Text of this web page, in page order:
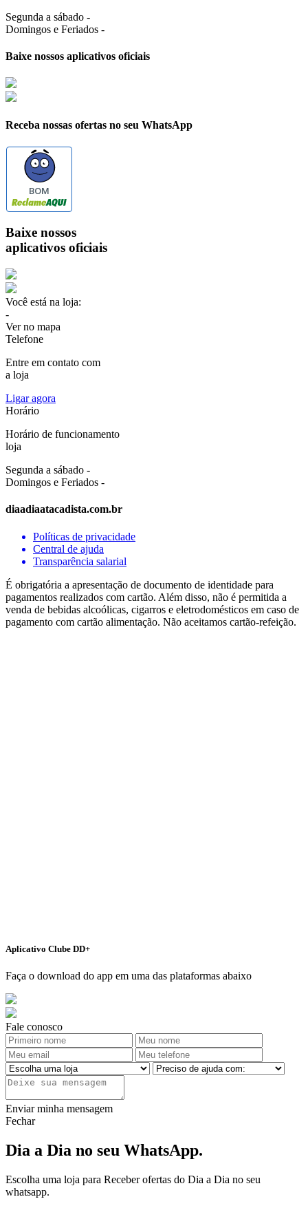
Segunda a sábado -
Domingos e Feriados -
Baixe nossos aplicativos oficiais
Receba nossas ofertas no seu WhatsApp
BOM
Baixe nossos
aplicativos oficiais
Você está na loja:
-
Ver no mapa
Telefone
Entre em contato com
a loja
Ligar agora
Horário
Horário de funcionamento
loja
Segunda a sábado -
Domingos e Feriados -
diaadiaatacadista.com.br
Políticas de privacidade
Central de ajuda
Transparência salarial
É obrigatória a apresentação de documento de identidade para
pagamentos realizados com cartão. Além disso, não é permitida a
venda de bebidas alcoólicas, cigarros e eletrodomésticos em caso de
pagamento com cartão alimentação. Não aceitamos cartão-refeição.
Aplicativo Clube DD+
Faça o download do app em uma das plataformas abaixo
Fale conosco
Enviar minha mensagem
Fechar
Dia a Dia no seu WhatsApp.
Escolha uma loja para Receber ofertas do Dia a Dia no seu
whatsapp.